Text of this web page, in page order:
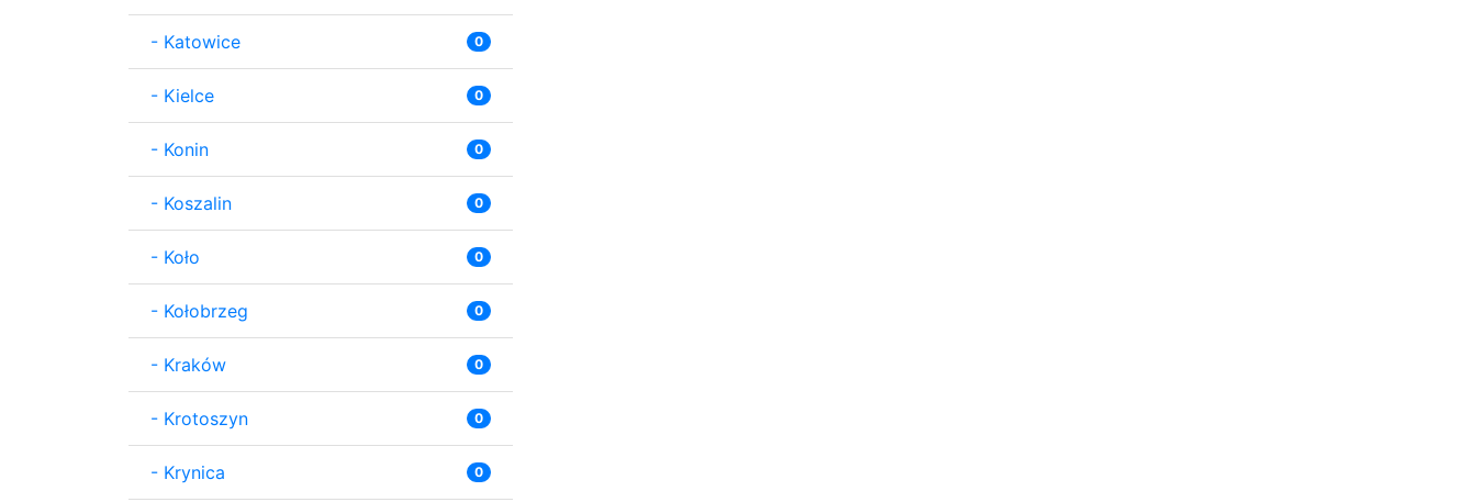
- Katowice 0
- Kielce 0
- Konin 0
- Koszalin 0
- Koło 0
- Kołobrzeg 0
- Kraków 0
- Krotoszyn 0
- Krynica 0